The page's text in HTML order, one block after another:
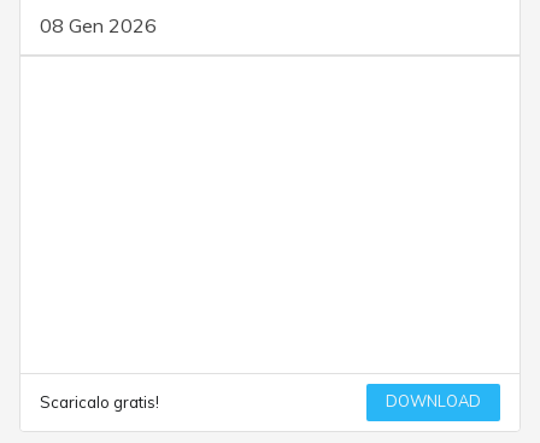
08 Gen 2026
Scaricalo gratis! DOWNLOAD